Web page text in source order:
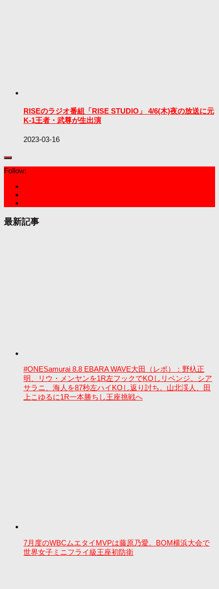
RISEのラジオ番組「RISE STUDIO」 4/6(木)夜の放送に元
K-1王者・武尊が生出演
2023-03-16
Follow:
最新記事
#ONESamurai 8.8 EBARA WAVE大田（レポ）：野杁正
明、リウ・メンヤンを1R左フックでKOしリベンジ。シア
サラニ、海人を87秒左ハイKOし返り討ち。山北渓人、田
上こゆるに1R一本勝ちし王座挑戦へ
7月度のWBCムエタイMVPは藤原乃愛。BOM横浜大会で
世界女子ミニフライ級王座初防衛